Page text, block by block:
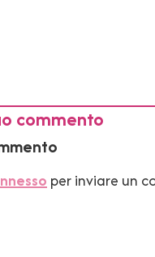
commento
per inviare un